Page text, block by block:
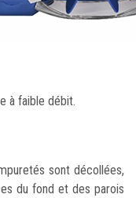
à faible débit.
sont décollées,
du fond et des parois